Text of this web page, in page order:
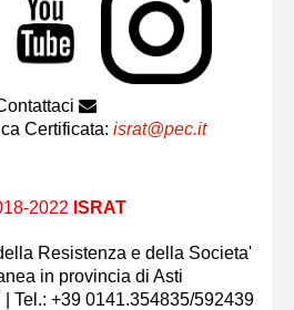
Certificata: israt@pec.it
2022 ISRAT
Resistenza e della Societa'
in provincia di Asti
Tel.: +39 0141.354835/592439